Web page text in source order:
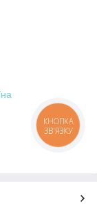
КНОПКА
ЗВ'ЯЗКУ